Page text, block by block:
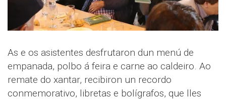
As e os asistentes desfrutaron dun menú de
empanada, polbo á feira e carne ao caldeiro. Ao
remate do xantar, recibiron un recordo
conmemorativo, libretas e bolígrafos, que lles